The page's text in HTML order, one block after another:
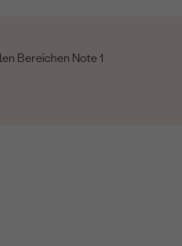
Bereichen Note 1